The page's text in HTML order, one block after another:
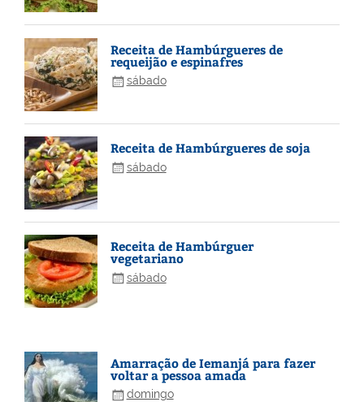
Receita de Hambúrgueres de
requeijão e espinafres
sábado
Receita de Hambúrgueres de soja
sábado
Receita de Hambúrguer
vegetariano
sábado
Amarração de Iemanjá para fazer
voltar a pessoa amada
domingo